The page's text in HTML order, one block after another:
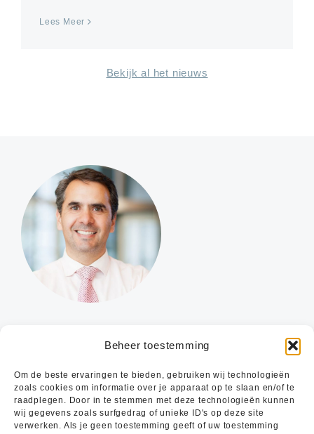
Beheer toestemming
Om de beste ervaringen te bieden, gebruiken wij technologieën
zoals cookies om informatie over je apparaat op te slaan en/of te
raadplegen. Door in te stemmen met deze technologieën kunnen
wij gegevens zoals surfgedrag of unieke ID's op deze site
verwerken. Als je geen toestemming geeft of uw toestemming
Lees Meer
Bekijk al het nieuws
Vragen over verzekeringen?
Onze adviseurs helpen je graag verder.
STEL DIRECT JE VRAAG